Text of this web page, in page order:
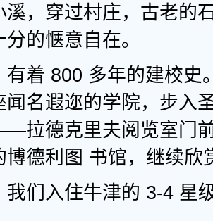
溪，穿过村庄，古老的
的惬意自在。
有着 800 多年的建校史
闻名遐迩的学院，步入
拉德克里夫阅览室门
博德利图 书馆，继续欣
我们入住牛津的 3-4 星